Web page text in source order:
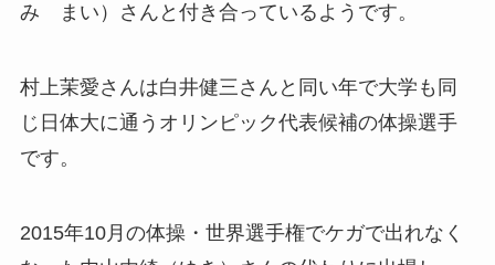
み まい）さんと付き合っているようです。
村上茉愛さんは白井健三さんと同い年で大学も同
じ日体大に通うオリンピック代表候補の体操選手
です。
2015年10月の体操・世界選手権でケガで出れなく